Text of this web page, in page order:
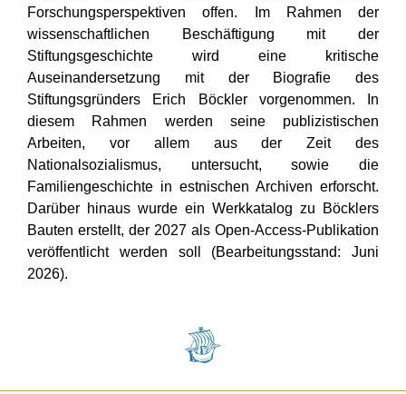
Forschungsperspektiven offen. Im Rahmen der
wissenschaftlichen Beschäftigung mit der
Stiftungsgeschichte wird eine kritische
Auseinandersetzung mit der Biografie des
Stiftungsgründers Erich Böckler vorgenommen. In
diesem Rahmen werden seine publizistischen
Arbeiten, vor allem aus der Zeit des
Nationalsozialismus, untersucht, sowie die
Familiengeschichte in estnischen Archiven erforscht.
Darüber hinaus wurde ein Werkkatalog zu Böcklers
Bauten erstellt, der 2027 als Open-Access-Publikation
veröffentlicht werden soll (Bearbeitungsstand: Juni
2026).